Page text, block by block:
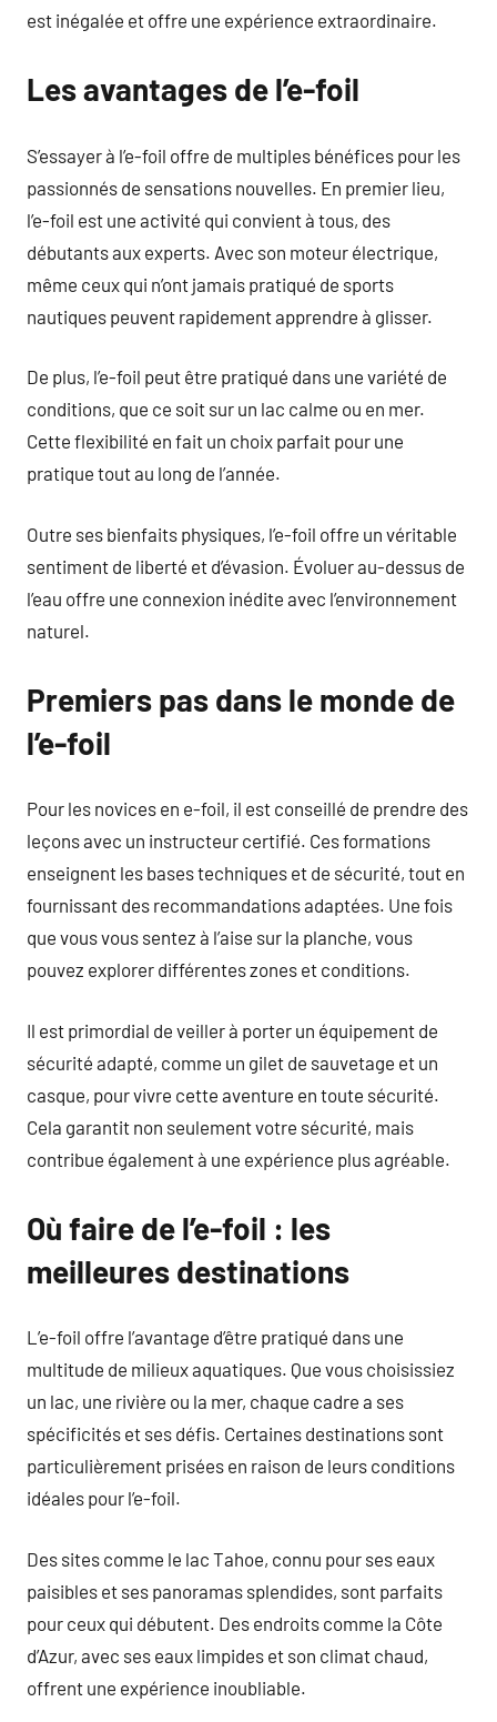
est inégalée et offre une expérience extraordinaire.
Les avantages de l’e-foil
S’essayer à l’e-foil offre de multiples bénéfices pour les
passionnés de sensations nouvelles. En premier lieu,
l’e-foil est une activité qui convient à tous, des
débutants aux experts. Avec son moteur électrique,
même ceux qui n’ont jamais pratiqué de sports
nautiques peuvent rapidement apprendre à glisser.
De plus, l’e-foil peut être pratiqué dans une variété de
conditions, que ce soit sur un lac calme ou en mer.
Cette flexibilité en fait un choix parfait pour une
pratique tout au long de l’année.
Outre ses bienfaits physiques, l’e-foil offre un véritable
sentiment de liberté et d’évasion. Évoluer au-dessus de
l’eau offre une connexion inédite avec l’environnement
naturel.
Premiers pas dans le monde de
l’e-foil
Pour les novices en e-foil, il est conseillé de prendre des
leçons avec un instructeur certifié. Ces formations
enseignent les bases techniques et de sécurité, tout en
fournissant des recommandations adaptées. Une fois
que vous vous sentez à l’aise sur la planche, vous
pouvez explorer différentes zones et conditions.
Il est primordial de veiller à porter un équipement de
sécurité adapté, comme un gilet de sauvetage et un
casque, pour vivre cette aventure en toute sécurité.
Cela garantit non seulement votre sécurité, mais
contribue également à une expérience plus agréable.
Où faire de l’e-foil : les
meilleures destinations
L’e-foil offre l’avantage d’être pratiqué dans une
multitude de milieux aquatiques. Que vous choisissiez
un lac, une rivière ou la mer, chaque cadre a ses
spécificités et ses défis. Certaines destinations sont
particulièrement prisées en raison de leurs conditions
idéales pour l’e-foil.
Des sites comme le lac Tahoe, connu pour ses eaux
paisibles et ses panoramas splendides, sont parfaits
pour ceux qui débutent. Des endroits comme la Côte
d’Azur, avec ses eaux limpides et son climat chaud,
offrent une expérience inoubliable.